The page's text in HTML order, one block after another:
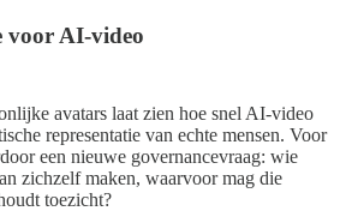
voor AI-video
avatars laat zien hoe snel AI-video
representatie van echte mensen. Voor
een nieuwe governancevraag: wie
zichzelf maken, waarvoor mag die
toezicht?